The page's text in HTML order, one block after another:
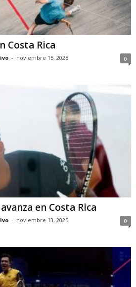
Costa Rica
- noviembre 15, 2025 0
en Costa Rica
- noviembre 13, 2025 0